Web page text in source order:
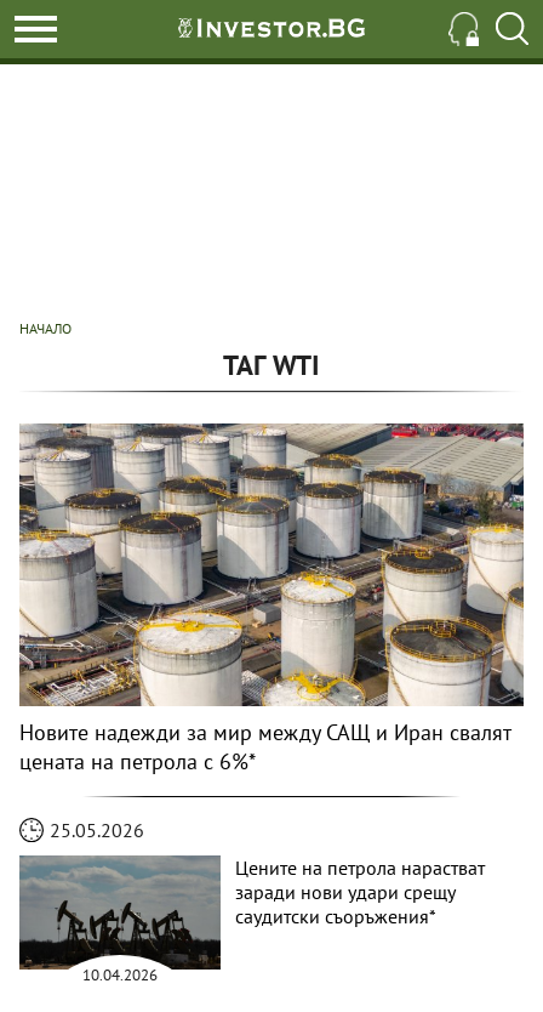
НАЧАЛО
ТАГ WTI
Новите надежди за мир между САЩ и Иран свалят
цената на петрола с 6%*
25.05.2026
10.04.2026
Цените на петрола нарастват
заради нови удари срещу
саудитски съоръжения*